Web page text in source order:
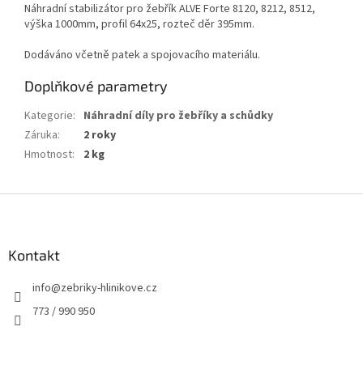
Náhradní stabilizátor pro žebřík ALVE Forte 8120, 8212, 8512,
výška 1000mm, profil 64x25, rozteč děr 395mm.
Dodáváno včetně patek a spojovacího materiálu.
Doplňkové parametry
Kategorie: Náhradní díly pro žebříky a schůdky
Záruka:
2 roky
Hmotnost: 2 kg
Kontakt
info@zebriky-hlinikove.cz
773 / 990 950